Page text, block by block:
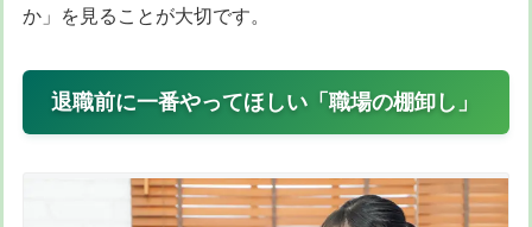
か」を見ることが大切です。
退職前に一番やってほしい「職場の棚卸し」